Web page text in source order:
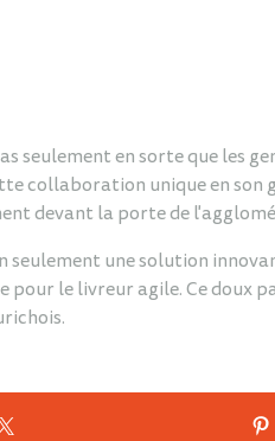
seulement en sorte que les
collaboration unique en son
devant la porte de
seulement une solution
pour le livreur agile. Ce